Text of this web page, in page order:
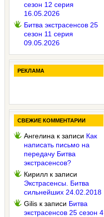
сезон 12 серия
16.05.2026
Битва экстрасенсов 25
сезон 11 серия
09.05.2026
РЕКЛАМА
СВЕЖИЕ КОММЕНТАРИИ
Ангелина к записи Как
написать письмо на
передачу Битва
экстрасенсов?
Кирилл к записи
Экстрасенсы. Битва
сильнейших 24.02.2018
Gilis к записи Битва
экстрасенсов 25 сезон 4